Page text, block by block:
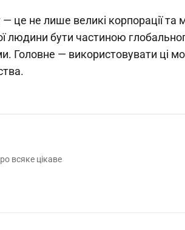
— це не лише великі корпорації та
людини бути частиною
Головне — використовувати ці
всяке цікаве